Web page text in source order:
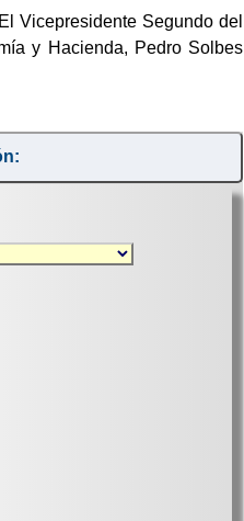
Vicepresidente Segundo del
y Hacienda, Pedro Solbes